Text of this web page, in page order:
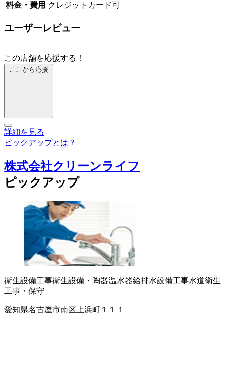
料金・費用 クレジットカード可
ユーザーレビュー
この店舗を応援する！
ここから応援
詳細を見る
ピックアップとは？
株式会社クリーンライフ
ピックアップ
衛生設備工事衛生設備・陶器温水器給排水設備工事水道衛生
工事・保守
愛知県名古屋市南区上浜町１１１